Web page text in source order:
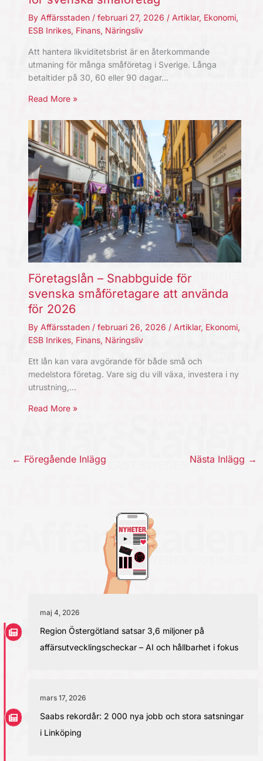
By Affärsstaden / februari 27, 2026 / Artiklar, Ekonomi,
ESB Inrikes, Finans, Näringsliv
Att hantera likviditetsbrist är en återkommande
utmaning för många småföretag i Sverige. Långa
betaltider på 30, 60 eller 90 dagar…
Read More »
Företagslån – Snabbguide för
svenska småföretagare att använda
för 2026
By Affärsstaden / februari 26, 2026 / Artiklar, Ekonomi,
ESB Inrikes, Finans, Näringsliv
Ett lån kan vara avgörande för både små och
medelstora företag. Vare sig du vill växa, investera i ny
utrustning,…
Read More »
← Föregående Inlägg Nästa Inlägg →
maj 4, 2026
Region Östergötland satsar 3,6 miljoner på
affärsutvecklingscheckar – AI och hållbarhet i fokus
mars 17, 2026
Saabs rekordår: 2 000 nya jobb och stora satsningar
i Linköping